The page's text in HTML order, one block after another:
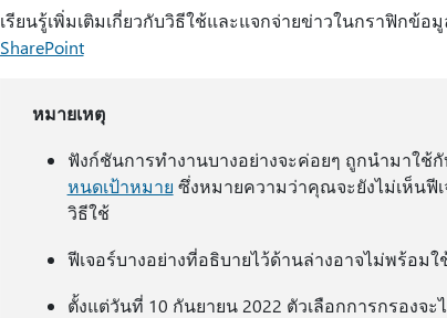
เรียนรู้เพิ่มเติมเกี่ยวกับวิธีใช้และแจกจ่ายข่าวในกราฟิกข้อ
SharePoint
หมายเหตุ
ฟังก์ชันการทํางานบางอย่างจะค่อยๆ ถูกนํามาใช้
หนดเป้าหมาย ซึ่งหมายความว่าคุณจะยังไม่เห็นฟี
วิธีใช้
ฟีเจอร์บางอย่างที่อธิบายไว้ด้านล่างอาจไม่พร้อมใ
ตั้งแต่วันที่ 10 กันยายน 2022 ตัวเลือกการกรองจ